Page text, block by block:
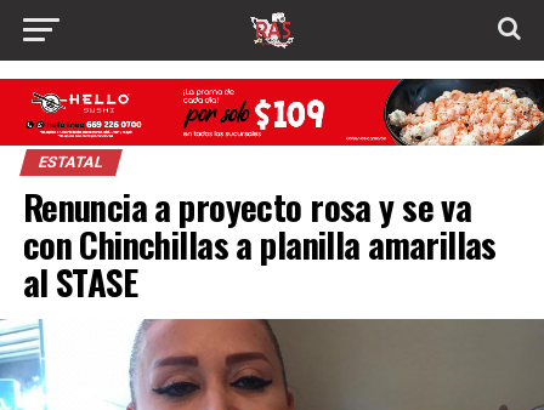
ESTATAL
Renuncia a proyecto rosa y se va
con Chinchillas a planilla amarillas
al STASE